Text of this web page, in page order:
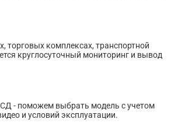
торговых комплексах, транспортной
круглосуточный мониторинг и вывод
- поможем выбрать модель с учетом
и условий эксплуатации.